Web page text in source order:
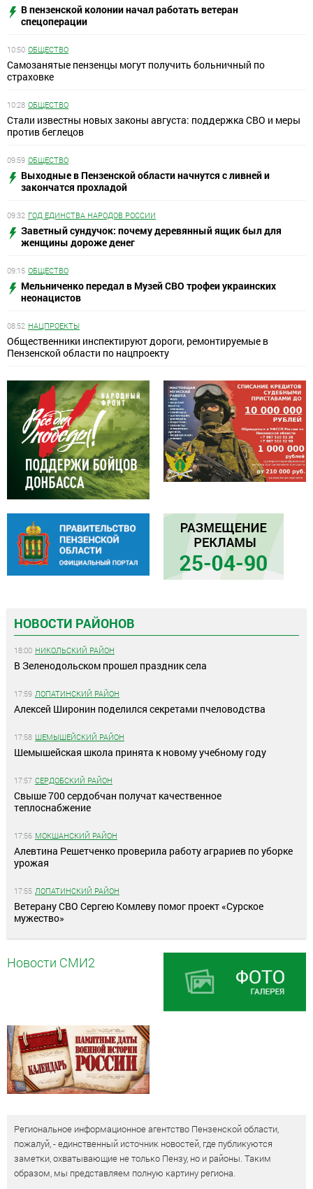
В пензенской колонии начал работать ветеран
спецоперации
10:50 ОБЩЕСТВО
Самозанятые пензенцы могут получить больничный по
страховке
10:28 ОБЩЕСТВО
Стали известны новых законы августа: поддержка СВО и меры
против беглецов
09:59 ОБЩЕСТВО
Выходные в Пензенской области начнутся с ливней и
закончатся прохладой
09:32 ГОД ЕДИНСТВА НАРОДОВ РОССИИ
Заветный сундучок: почему деревянный ящик был для
женщины дороже денег
09:15 ОБЩЕСТВО
Мельниченко передал в Музей СВО трофеи украинских
неонацистов
08:52 НАЦПРОЕКТЫ
Общественники инспектируют дороги, ремонтируемые в
Пензенской области по нацпроекту
НОВОСТИ РАЙОНОВ
18:00 НИКОЛЬСКИЙ РАЙОН
В Зеленодольском прошел праздник села
17:59 ЛОПАТИНСКИЙ РАЙОН
Алексей Широнин поделился секретами пчеловодства
17:58 ШЕМЫШЕЙСКИЙ РАЙОН
Шемышейская школа принята к новому учебному году
17:57 СЕРДОБСКИЙ РАЙОН
Свыше 700 сердобчан получат качественное
теплоснабжение
17:56 МОКШАНСКИЙ РАЙОН
Алевтина Решетченко проверила работу аграриев по уборке
урожая
17:55 ЛОПАТИНСКИЙ РАЙОН
Ветерану СВО Сергею Комлеву помог проект «Сурское
мужество»
Новости СМИ2
Региональное информационное агентство Пензенской области,
пожалуй, - единственный источник новостей, где публикуются
заметки, охватывающие не только Пензу, но и районы. Таким
образом, мы представляем полную картину региона.